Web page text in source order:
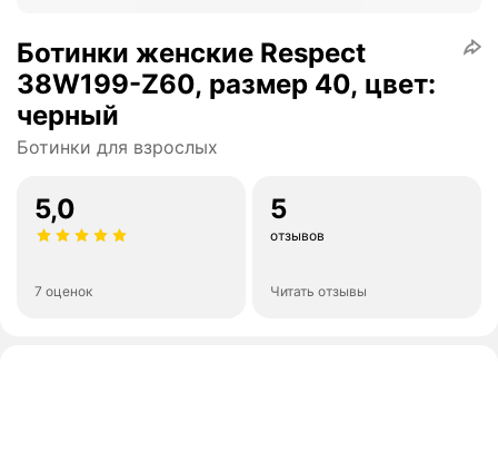
Ботинки женские Respect
38W199-Z60, размер 40, цвет:
черный
Ботинки для взрослых
5,0
7 оценок
5
отзывов
Читать отзывы